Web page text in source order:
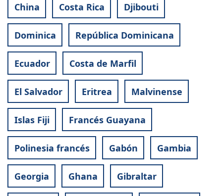
China Costa Rica Djibouti
Dominica República Dominicana
Ecuador Costa de Marfil
El Salvador Eritrea Malvinense
Islas Fiji Francés Guayana
Polinesia francés Gabón Gambia
Georgia Ghana Gibraltar